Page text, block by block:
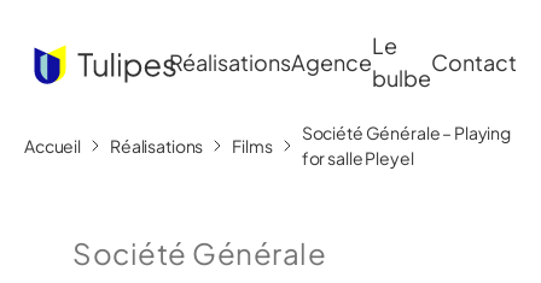
RéalisationsAgence
Le
bulbe
Contact
Accueil Réalisations Films
Société Générale – Playing
for salle Pleyel
Société Générale